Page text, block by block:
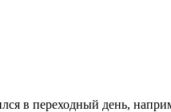
в переходный день,